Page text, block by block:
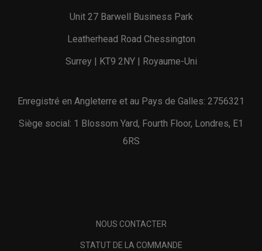
Unit 27 Barwell Business Park
Leatherhead Road Chessington
Surrey | KT9 2NY | Royaume-Uni
Enregistré en Angleterre et au Pays de Galles: 2756321
Siège social: 1 Blossom Yard, Fourth Floor, Londres, E1
6RS
NOUS CONTACTER
STATUT DE LA COMMANDE